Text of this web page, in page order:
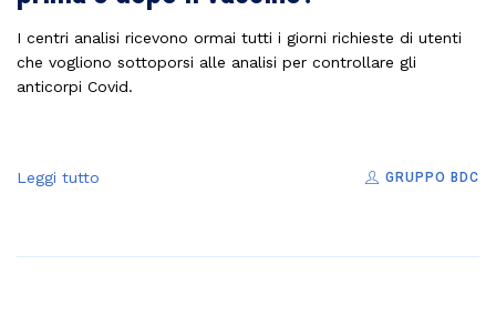
I centri analisi ricevono ormai tutti i giorni richieste di utenti
che vogliono sottoporsi alle analisi per controllare gli
anticorpi Covid.
Leggi tutto GRUPPO BDC